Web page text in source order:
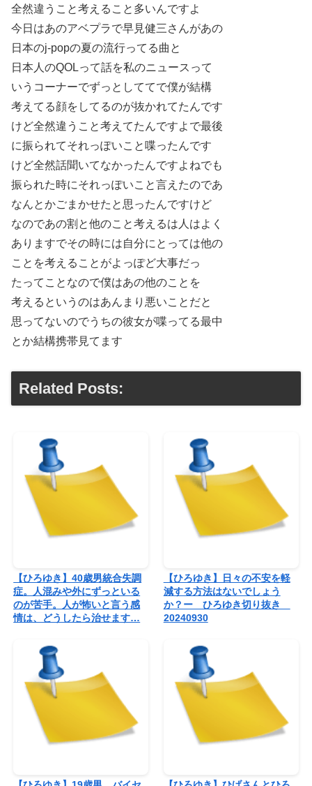
全然違うこと考えること多いんですよ
今日はあのアベプラで早見健三さんがあの
日本のj-popの夏の流行ってる曲と
日本人のQOLって話を私のニュースって
いうコーナーでずっとしててで僕が結構
考えてる顔をしてるのが抜かれてたんです
けど全然違うこと考えてたんですよで最後
に振られてそれっぽいこと喋ったんです
けど全然話聞いてなかったんですよねでも
振られた時にそれっぽいこと言えたのであ
なんとかごまかせたと思ったんですけど
なのであの割と他のこと考えるは人はよく
ありますでその時には自分にとっては他の
ことを考えることがよっぽど大事だっ
たってことなので僕はあの他のことを
考えるというのはあんまり悪いことだと
思ってないのでうちの彼女が喋ってる最中
とか結構携帯見てます
Related Posts:
【ひろゆき】40歳男統合失調
症。人混みや外にずっといる
のが苦手。人が怖いと言う感
情は、どうしたら治せます…
【ひろゆき】日々の不安を軽
減する方法はないでしょう
か？ー ひろゆき切り抜き
20240930